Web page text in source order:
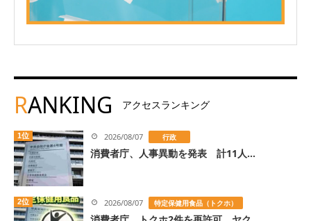
RANKING アクセスランキング
1位 2026/08/07 行政
消費者庁、人事異動を発表 計11人...
2位 2026/08/07 特定保健用食品（トクホ）